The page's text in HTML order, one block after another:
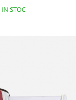
IN STOC